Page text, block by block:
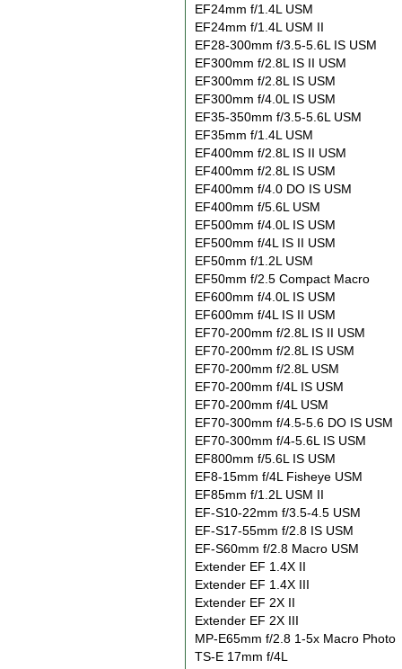
EF24mm f/1.4L USM
EF24mm f/1.4L USM II
EF28-300mm f/3.5-5.6L IS USM
EF300mm f/2.8L IS II USM
EF300mm f/2.8L IS USM
EF300mm f/4.0L IS USM
EF35-350mm f/3.5-5.6L USM
EF35mm f/1.4L USM
EF400mm f/2.8L IS II USM
EF400mm f/2.8L IS USM
EF400mm f/4.0 DO IS USM
EF400mm f/5.6L USM
EF500mm f/4.0L IS USM
EF500mm f/4L IS II USM
EF50mm f/1.2L USM
EF50mm f/2.5 Compact Macro
EF600mm f/4.0L IS USM
EF600mm f/4L IS II USM
EF70-200mm f/2.8L IS II USM
EF70-200mm f/2.8L IS USM
EF70-200mm f/2.8L USM
EF70-200mm f/4L IS USM
EF70-200mm f/4L USM
EF70-300mm f/4.5-5.6 DO IS USM
EF70-300mm f/4-5.6L IS USM
EF800mm f/5.6L IS USM
EF8-15mm f/4L Fisheye USM
EF85mm f/1.2L USM II
EF-S10-22mm f/3.5-4.5 USM
EF-S17-55mm f/2.8 IS USM
EF-S60mm f/2.8 Macro USM
Extender EF 1.4X II
Extender EF 1.4X III
Extender EF 2X II
Extender EF 2X III
MP-E65mm f/2.8 1-5x Macro Photo
TS-E 17mm f/4L